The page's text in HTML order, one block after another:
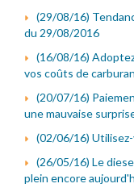
(29/08/16)
du 29/08/2016
(16/08/16)
vos coûts de
(20/07/16)
une mauvaise
(02/06/16)
(26/05/16) Le
plein encore